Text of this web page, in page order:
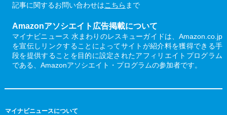
記事に関するお問い合わせはこちら まで
Amazonアソシエイト広告掲載について
マイナビニュース 水まわりのレスキューガイドは、Amazon.co.jp
を宣伝しリンクすることによってサイトが紹介料を獲得できる手
段を提供することを目的に設定されたアフィリエイトプログラム
である、Amazonアソシエイト・プログラムの参加者です。
マイナビニュースについて